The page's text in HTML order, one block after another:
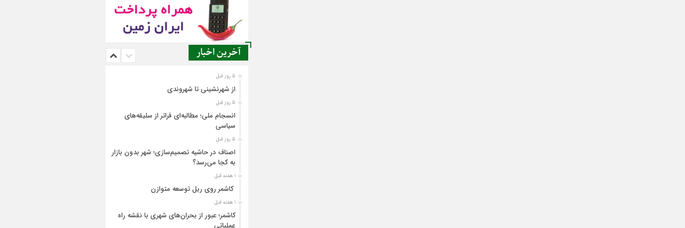
آخرین اخبار
5 روز قبل
از شهرنشینی تا شهروندی
5 روز قبل
انسجام ملی؛ مطالبه‌ای فراتر از سلیقه‌های
سیاسی
5 روز قبل
اصناف در حاشیه تصمیم‌سازی؛ شهر بدون بازار
به کجا می‌رسد؟
1 هفته قبل
کاشمر روی ریل توسعه متوازن
1 هفته قبل
کاشمر؛ عبور از بحران‌های شهری با نقشه راه
عملیاتی